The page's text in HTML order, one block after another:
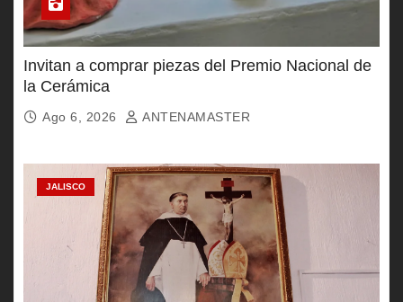
Invitan a comprar piezas del Premio Nacional de
la Cerámica
Ago 6, 2026 ANTENAMASTER
JALISCO